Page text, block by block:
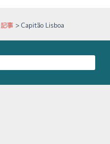
事 > Capitão Lisboa